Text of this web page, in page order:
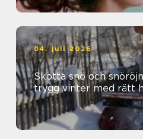
04. juli 2026
Skotta snö och
trygg vinter med rätt